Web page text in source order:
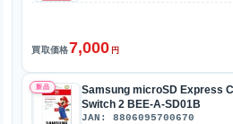
買取価格7,000 円
新品
Samsung microSD Express
Switch 2 BEE-A-SD01B
JAN: 8806095700670